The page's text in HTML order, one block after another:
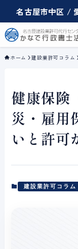
名古屋市中区 /
ホーム 建設業許可コラム
健康保険
災・雇用
いと許可
建設業許可コラム